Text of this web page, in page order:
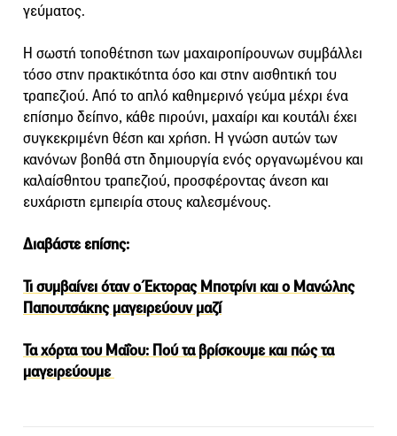
γεύματος.
Η σωστή τοποθέτηση των μαχαιροπίρουνων συμβάλλει
τόσο στην πρακτικότητα όσο και στην αισθητική του
τραπεζιού. Από το απλό καθημερινό γεύμα μέχρι ένα
επίσημο δείπνο, κάθε πιρούνι, μαχαίρι και κουτάλι έχει
συγκεκριμένη θέση και χρήση. Η γνώση αυτών των
κανόνων βοηθά στη δημιουργία ενός οργανωμένου και
καλαίσθητου τραπεζιού, προσφέροντας άνεση και
ευχάριστη εμπειρία στους καλεσμένους.
Διαβάστε επίσης:
Τι συμβαίνει όταν ο Έκτορας Μποτρίνι και ο Μανώλης
Παπουτσάκης μαγειρεύουν μαζί
Τα χόρτα του Μαΐου: Πού τα βρίσκουμε και πώς τα
μαγειρεύουμε